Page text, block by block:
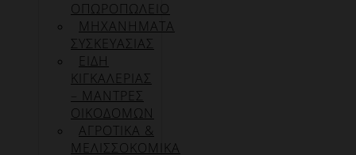
ΟΠΩΡΟΠΩΛΕΙΟ
ΜΗΧΑΝΗΜΑΤΑ
ΣΥΣΚΕΥΑΣΙΑΣ
ΕΙΔΗ
ΚΙΓΚΑΛΕΡΙΑΣ
– ΜΑΝΤΡΕΣ
ΟΙΚΟΔΟΜΩΝ
ΑΓΡΟΤΙΚΑ &
ΜΕΛΙΣΣΟΚΟΜΙΚΑ